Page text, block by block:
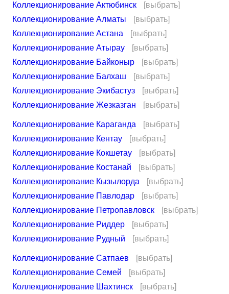
Коллекционирование Актюбинск
[выбрать]
Коллекционирование Алматы
[выбрать]
Коллекционирование Астана
[выбрать]
Коллекционирование Атырау
[выбрать]
Коллекционирование Байконыр
[выбрать]
Коллекционирование Балхаш
[выбрать]
Коллекционирование Экибастуз
[выбрать]
Коллекционирование Жезказган
[выбрать]
Коллекционирование Караганда
[выбрать]
Коллекционирование Кентау
[выбрать]
Коллекционирование Кокшетау
[выбрать]
Коллекционирование Костанай
[выбрать]
Коллекционирование Кызылорда
[выбрать]
Коллекционирование Павлодар
[выбрать]
Коллекционирование Петропавловск
[выбрать]
Коллекционирование Риддер
[выбрать]
Коллекционирование Рудный
[выбрать]
Коллекционирование Сатпаев
[выбрать]
Коллекционирование Семей
[выбрать]
Коллекционирование Шахтинск
[выбрать]